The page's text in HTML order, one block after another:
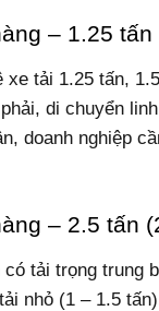
– 1.25
xe tải 1.25 tấn,
di chuyển
doanh nghiệp
– 2.5 tấn
tải trọng trung
nhỏ (1 – 1.5